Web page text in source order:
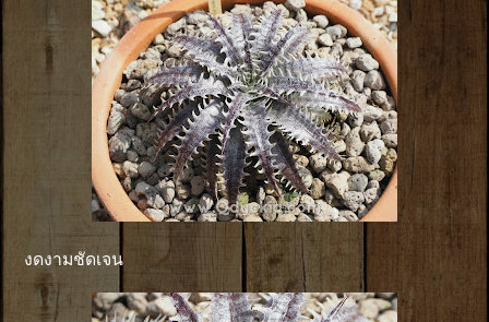
งดงามชัดเจน